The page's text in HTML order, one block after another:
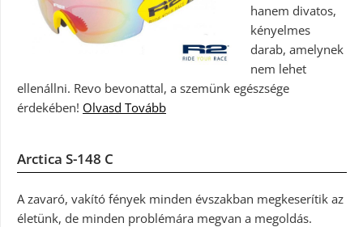
hanem divatos,
kényelmes
darab, amelynek
nem lehet
ellenállni. Revo bevonattal, a szemünk egészsége
érdekében! Olvasd Tovább
Arctica S-148 C
A zavaró, vakító fények minden évszakban megkeserítik az
életünk, de minden problémára megvan a megoldás.